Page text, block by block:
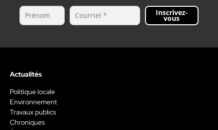
Inscrivez-
vous
Actualités
Politique locale
Environnement
Travaux publics
Chroniques